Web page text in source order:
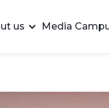
us Media